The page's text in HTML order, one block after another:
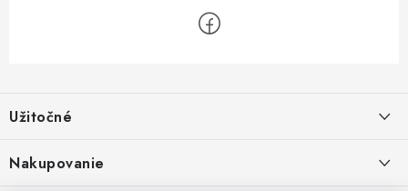
p
ä
Užitočné
O nás
Nakupovanie